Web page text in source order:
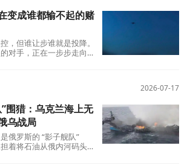
变成谁都输不起的赌
，但谁让步谁就是投降。
对手，正在一步步走向谁
2026-07-17
围猎：乌克兰海上无
乌战局
俄罗斯的 “影子舰队”
着将石油从俄内河码头转